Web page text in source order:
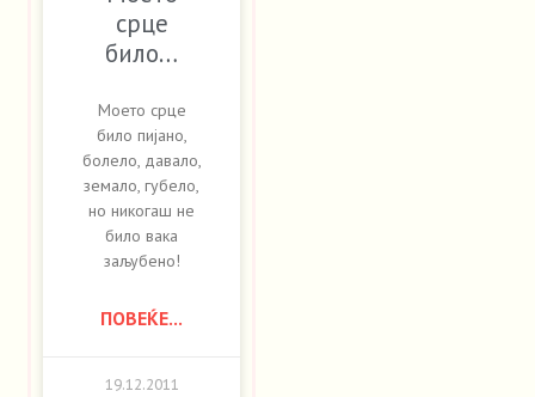
срце
било…
Моето срце
било пијано,
болело, давало,
земало, губело,
но никогаш не
било вака
заљубено!
ПОВЕЌЕ...
19.12.2011